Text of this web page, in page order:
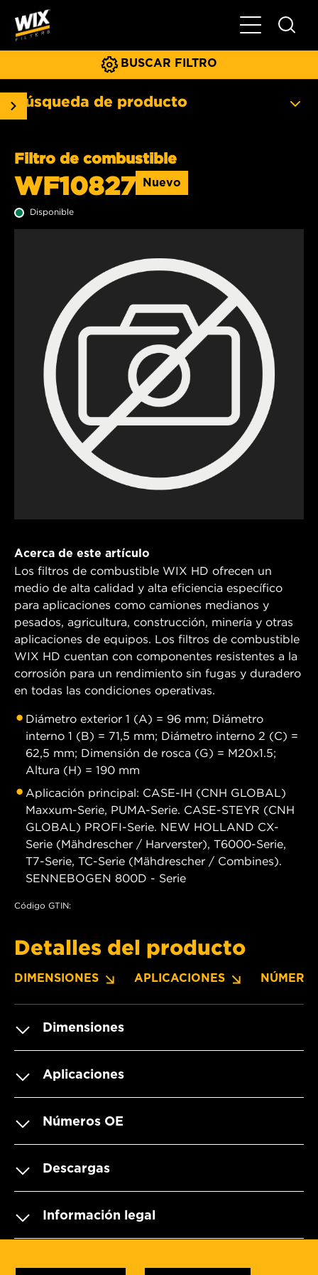
Menú
BUSCAR FILTRO
Búsqueda de producto
Filtro de combustible
WF10827 Nuevo
Disponible
Acerca de este artículo
Los filtros de combustible WIX HD ofrecen un
medio de alta calidad y alta eficiencia específico
para aplicaciones como camiones medianos y
pesados, agricultura, construcción, minería y otras
aplicaciones de equipos. Los filtros de combustible
WIX HD cuentan con componentes resistentes a la
corrosión para un rendimiento sin fugas y duradero
en todas las condiciones operativas.
Diámetro exterior 1 (A) = 96 mm; Diámetro
interno 1 (B) = 71,5 mm; Diámetro interno 2 (C) =
62,5 mm; Dimensión de rosca (G) = M20x1.5;
Altura (H) = 190 mm
Aplicación principal: CASE-IH (CNH GLOBAL)
Maxxum-Serie, PUMA-Serie. CASE-STEYR (CNH
GLOBAL) PROFI-Serie. NEW HOLLAND CX-
Serie (Mähdrescher / Harverster), T6000-Serie,
T7-Serie, TC-Serie (Mähdrescher / Combines).
SENNEBOGEN 800D - Serie
Código GTIN:
Detalles del producto
DIMENSIONES APLICACIONES
Dimensiones
Aplicaciones
Números OE
Descargas
Información legal